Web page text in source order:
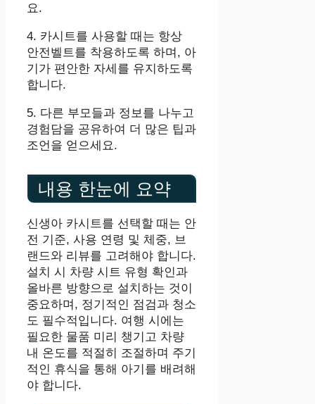
요.
4. 카시트를 사용할 때는 항상
안전벨트를 착용하도록 하며, 아
기가 편안한 자세를 유지하도록
합니다.
5. 다른 부모들과 정보를 나누고
경험담을 공유하여 더 많은 팁과
조언을 얻으세요.
내용 한눈에 요약
신생아 카시트를 선택할 때는 안
전 기준, 사용 연령 및 체중, 브
랜드와 리뷰를 고려해야 합니다.
설치 시 차량 시트 유형 확인과
올바른 방향으로 설치하는 것이
중요하며, 정기적인 점검과 청소
도 필수적입니다. 여행 시에는
필요한 물품 미리 챙기고 차량
내 온도를 적절히 조절하며 주기
적인 휴식을 통해 아기를 배려해
야 합니다.